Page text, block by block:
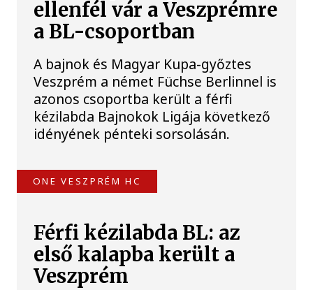
ellenfél vár a Veszprémre
a BL-csoportban
A bajnok és Magyar Kupa-győztes
Veszprém a német Füchse Berlinnel is
azonos csoportba került a férfi
kézilabda Bajnokok Ligája következő
idényének pénteki sorsolásán.
ONE VESZPRÉM HC
Férfi kézilabda BL: az
első kalapba került a
Veszprém